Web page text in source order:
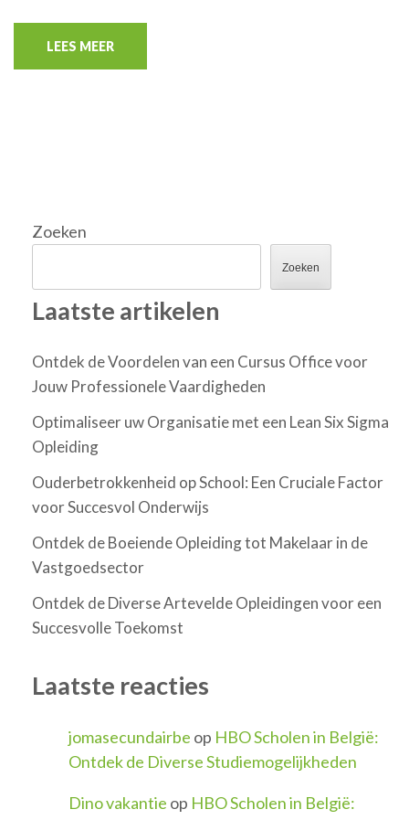
LEES MEER
Zoeken
Zoeken
Laatste artikelen
Ontdek de Voordelen van een Cursus Office voor
Jouw Professionele Vaardigheden
Optimaliseer uw Organisatie met een Lean Six Sigma
Opleiding
Ouderbetrokkenheid op School: Een Cruciale Factor
voor Succesvol Onderwijs
Ontdek de Boeiende Opleiding tot Makelaar in de
Vastgoedsector
Ontdek de Diverse Artevelde Opleidingen voor een
Succesvolle Toekomst
Laatste reacties
jomasecundairbe op HBO Scholen in België:
Ontdek de Diverse Studiemogelijkheden
Dino vakantie op HBO Scholen in België: